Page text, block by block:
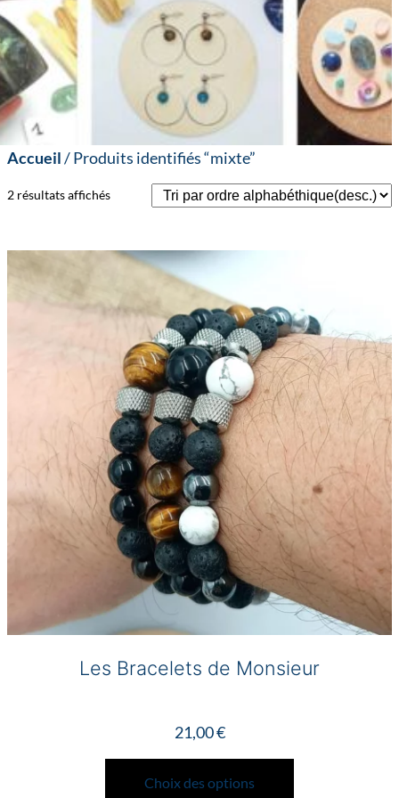
Accueil/ Produits identifiés “mixte”
2 résultats affichés
Les Bracelets de Monsieur
21,00€
Choix des options
Ce